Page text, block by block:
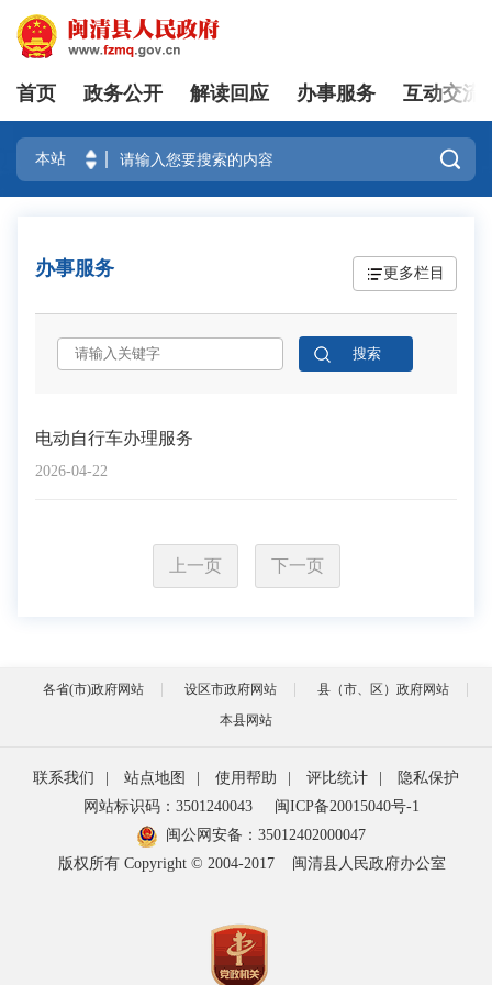
登录
首页 政务公开 解读回应 办事服务 互动交流

办事服务 更多栏目
2026-04-22
电动自行车办理服务
上一页 下一页
各省(市)政府网站 设区市政府网站
县（市、区）政府网站
本县网站
联系我们 站点地图 使用帮助 评比统计
隐私保护
网站标识码：3501240043
闽ICP备20015040号-1
闽公网安备： 35012402000047
版权所有 Copyright © 2004-2017
闽清县人民政府办公室